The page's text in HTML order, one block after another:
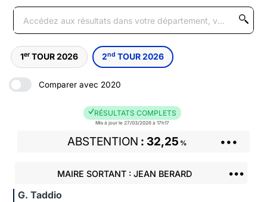
1er TOUR 2026 2nd TOUR 2026
Comparer avec 2020
RÉSULTATS COMPLETS
Mis à jour le 27/03/2026 à 17h17
ABSTENTION 32,25 % •••
MAIRE SORTANT : JEAN BERARD •••
G. Taddio